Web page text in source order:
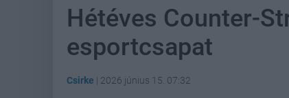
Hétéves Counter-
esportcsapat
Csirke | 2026 június 15. 07:32